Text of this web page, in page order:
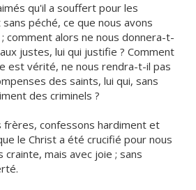
qu'il a souffert pour les
péché, ce que nous avons
comment alors ne nous donnera-t-
justes, lui qui justifie ? Comment
est vérité, ne nous rendra-t-il pas
des saints, lui qui, sans
des criminels ?
frères, confessons hardiment et
le Christ a été crucifié pour nous
crainte, mais avec joie ; sans